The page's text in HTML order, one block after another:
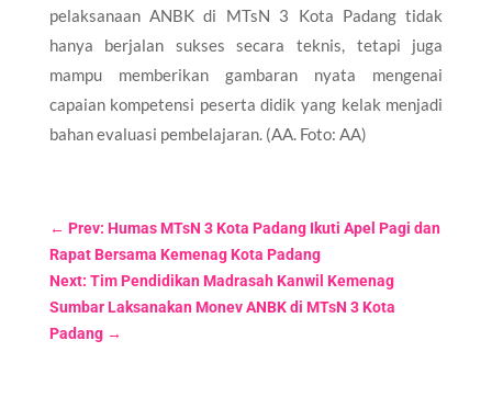
pelaksanaan ANBK di MTsN 3 Kota Padang tidak
hanya berjalan sukses secara teknis, tetapi juga
mampu memberikan gambaran nyata mengenai
capaian kompetensi peserta didik yang kelak menjadi
bahan evaluasi pembelajaran. (AA. Foto: AA)
← Prev: Humas MTsN 3 Kota Padang Ikuti Apel Pagi dan
Rapat Bersama Kemenag Kota Padang
Next: Tim Pendidikan Madrasah Kanwil Kemenag
Sumbar Laksanakan Monev ANBK di MTsN 3 Kota
Padang→